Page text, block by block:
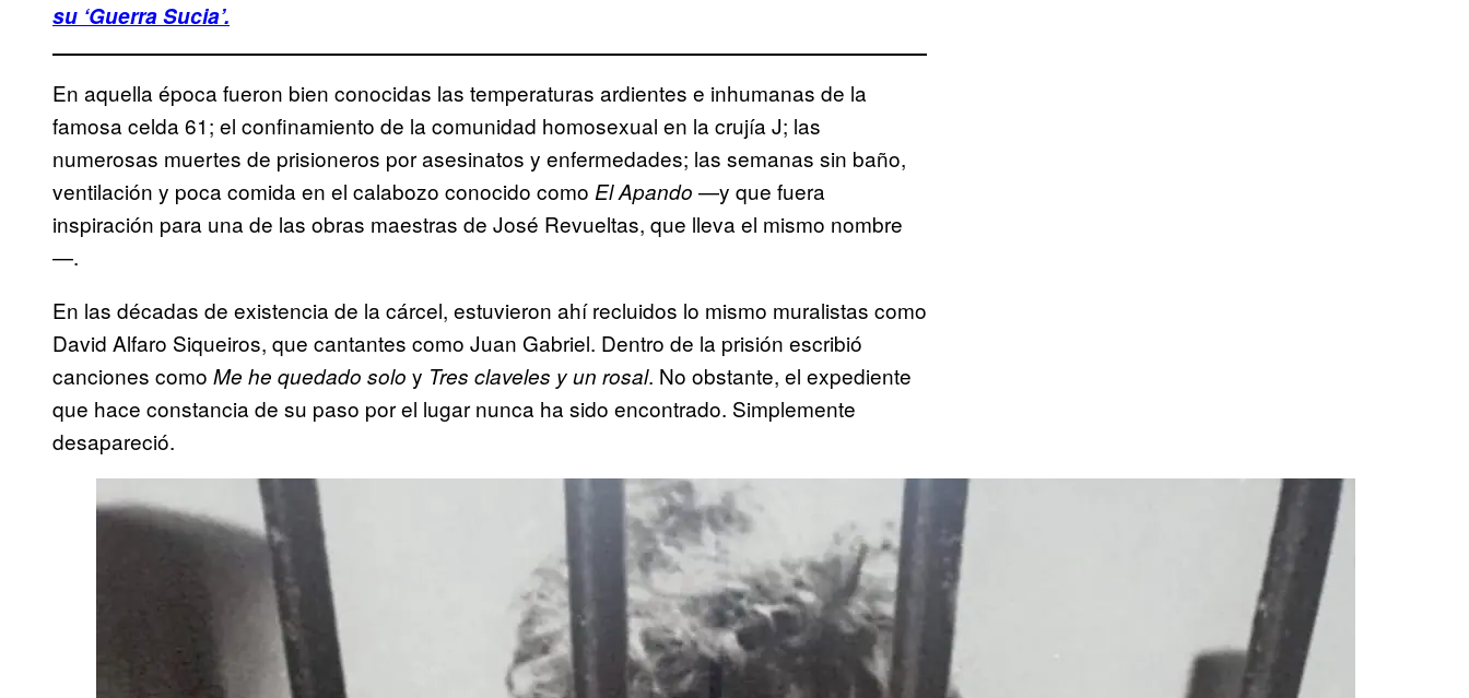
su ‘Guerra Sucia’.
En aquella época fueron bien conocidas las temperaturas ardientes e inhumanas de la
famosa celda 61; el confinamiento de la comunidad homosexual en la crujía J; las
numerosas muertes de prisioneros por asesinatos y enfermedades; las semanas sin baño,
ventilación y poca comida en el calabozo conocido como El Apando —y que fuera
inspiración para una de las obras maestras de José Revueltas, que lleva el mismo nombre
—.
En las décadas de existencia de la cárcel, estuvieron ahí recluidos lo mismo muralistas como
David Alfaro Siqueiros, que cantantes como Juan Gabriel. Dentro de la prisión escribió
canciones como Me he quedado solo y Tres claveles y un rosal. No obstante, el expediente
que hace constancia de su paso por el lugar nunca ha sido encontrado. Simplemente
desapareció.